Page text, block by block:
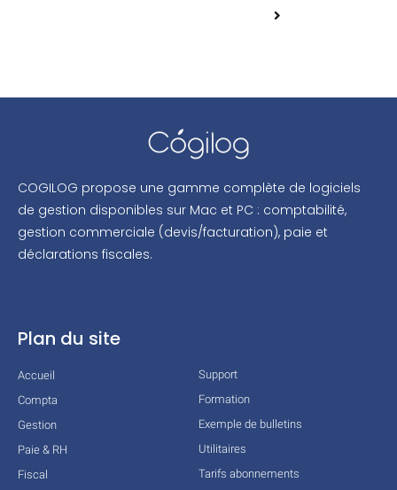
COGILOG propose une gamme complète de logiciels
de gestion disponibles sur Mac et PC : comptabilité,
gestion commerciale (devis/facturation), paie et
déclarations fiscales.
Plan du site
Accueil
Compta
Gestion
Paie & RH
Fiscal
Support
Formation
Exemple de bulletins
Utilitaires
Tarifs abonnements